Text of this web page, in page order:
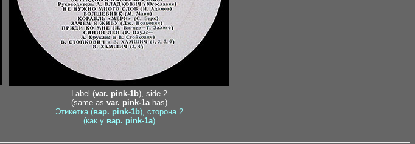
Label (var. pink-1b), side 2
(same as var. pink-1ahas)
Этикетка (вар. pink-1b), сторона 2
(как у вар. pink-1a)